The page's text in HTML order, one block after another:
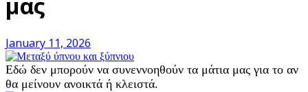
μας
January 11, 2026
Εδώ δεν μπορούν να συνεννοηθούν τα μάτια μας για το αν
θα μείνουν ανοικτά ή κλειστά.